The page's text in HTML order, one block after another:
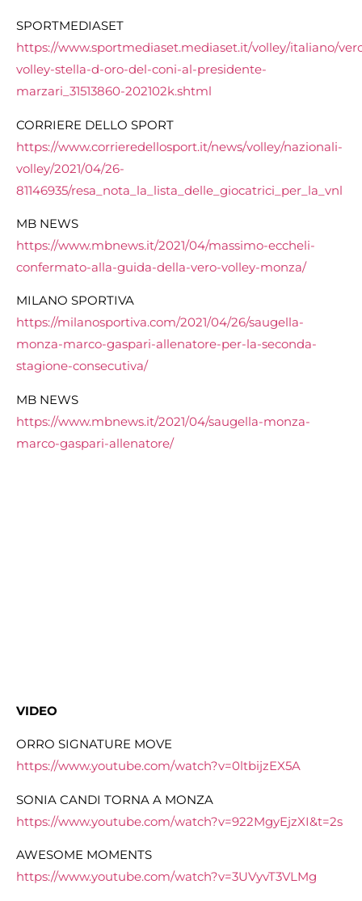
SPORTMEDIASET
https://www.sportmediaset.mediaset.it/volley/italiano/
volley-stella-d-oro-del-coni-al-presidente-
marzari_31513860-202102k.shtml
CORRIERE DELLO SPORT
https://www.corrieredellosport.it/news/volley/nazionali-
volley/2021/04/26-
81146935/resa_nota_la_lista_delle_giocatrici_per_la_vnl
MB NEWS
https://www.mbnews.it/2021/04/massimo-eccheli-
confermato-alla-guida-della-vero-volley-monza/
MILANO SPORTIVA
https://milanosportiva.com/2021/04/26/saugella-
monza-marco-gaspari-allenatore-per-la-seconda-
stagione-consecutiva/
MB NEWS
https://www.mbnews.it/2021/04/saugella-monza-
marco-gaspari-allenatore/
VIDEO
ORRO SIGNATURE MOVE
https://www.youtube.com/watch?v=0ltbijzEX5A
SONIA CANDI TORNA A MONZA
https://www.youtube.com/watch?v=922MgyEjzXI&t=2s
AWESOME MOMENTS
https://www.youtube.com/watch?v=3UVyvT3VLMg